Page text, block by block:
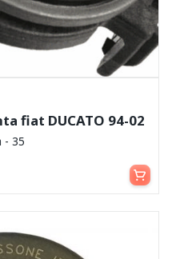
fiat DUCATO 94-02
- 35
Aggiungi al carrello